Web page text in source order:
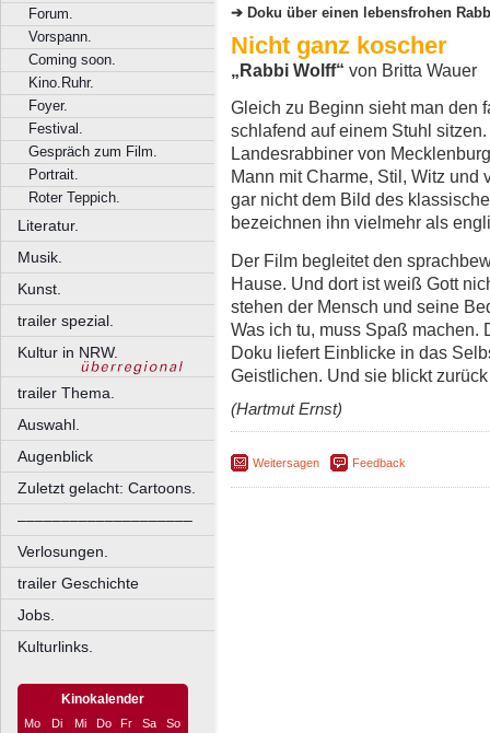
Forum.
Vorspann.
Coming soon.
Kino.Ruhr.
Foyer.
Festival.
Gespräch zum Film.
Portrait.
Roter Teppich.
Literatur.
Musik.
Kunst.
trailer spezial.
Kultur in NRW.
trailer Thema.
Auswahl.
Augenblick
Zuletzt gelacht: Cartoons.
––––––––––––––––––––
Verlosungen.
trailer Geschichte
Jobs.
Kulturlinks.
Kinokalender
Mo Di Mi Do Fr Sa
So
Doku über einen lebensfrohen
Nicht ganz koscher
„Rabbi Wolff“ von Britta Wauer
Gleich zu Beginn sieht man den
schlafend auf einem Stuhl
Landesrabbiner von
Mann mit Charme, Stil, Witz und
gar nicht dem Bild des
bezeichnen ihn vielmehr als
Der Film begleitet den
Hause. Und dort ist weiß Gott
stehen der Mensch und seine
Was ich tu, muss Spaß machen.
Doku liefert Einblicke in das
Geistlichen. Und sie blickt
(Hartmut Ernst)
Weitersagen Feedback